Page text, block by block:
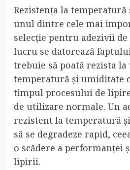
Rezistența la
unul dintre cele mai
selecție pentru adezivii
lucru se datorează
trebuie să poată rezista
temperatură și umiditate
timpul procesului de
de utilizare normale. Un
rezistent la temperatură
să se degradeze rapid,
o scădere a performanței
lipirii.